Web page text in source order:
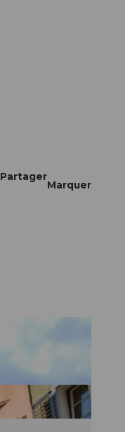
Partager
Marquer